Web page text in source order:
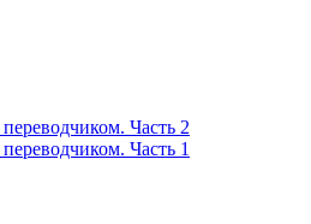
Часть 2
Часть 1